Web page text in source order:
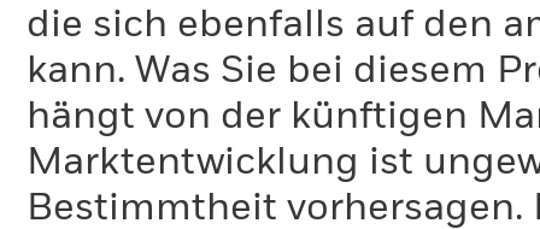
die sich ebenfalls auf den
kann. Was Sie bei diesem
hängt von der künftigen
Marktentwicklung ist
Bestimmtheit